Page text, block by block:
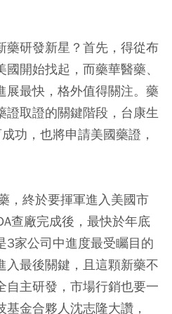
藥研發新星？首先，得從布
開始找起，而藥華醫藥、
展最快，格外值得關注。藥
證取證的關鍵階段，台康生
功，也將申請美國藥證，
，終於要揮軍進入美國市
查廠完成後，最快於年底
3家公司中進度最受矚目的
入最後關鍵，且這顆新藥不
自主研發，市場行銷也要一
金合夥人沈志隆大讚，